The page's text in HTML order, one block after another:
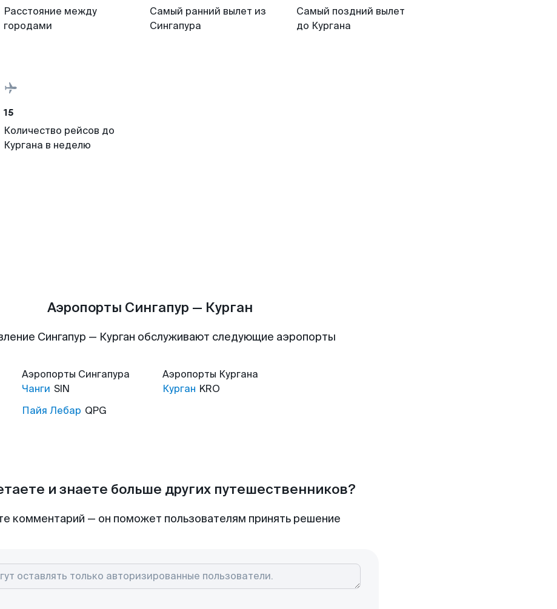
Расстояние между
городами
Самый ранний вылет из
Сингапура
Самый поздний вылет
до Кургана
15
Количество рейсов до
Кургана в неделю
Аэропорты Сингапур — Курган
Сингапур — Курган обслуживают следующие аэропорты
Аэропорты Сингапура
Чанги SIN
Пайя Лебар QPG
Аэропорты Кургана
Курган KRO
и знаете больше других путешественников?
комментарий — он поможет пользователям принять решение